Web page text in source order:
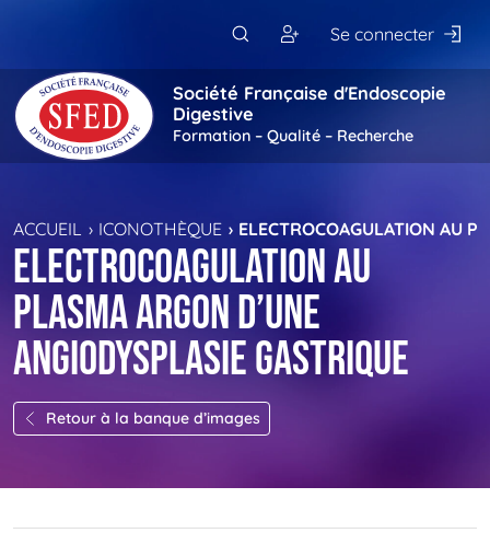
Se connecter
Société Française d'Endoscopie
Digestive
Formation – Qualité – Recherche
ACCUEIL ICONOTHÈQUE ELECTROCOAGULATION AU
Electrocoagulation au
plasma argon d’une
angiodysplasie gastrique
Retour à la banque d’images